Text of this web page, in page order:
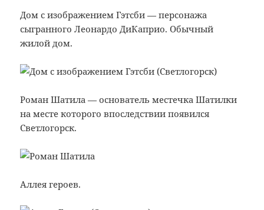
Дом с изображением Гэтсби — персонажа
сыгранного Леонардо ДиКаприо. Обычный
жилой дом.
Роман Шатила — основатель местечка Шатилки
на месте которого впоследствии появился
Светлогорск.
Аллея героев.